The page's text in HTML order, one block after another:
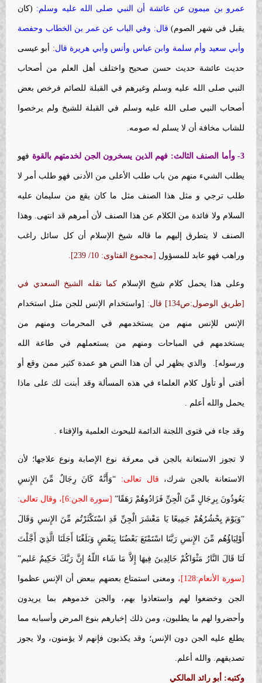
عمرو بن ميمون عن عائشة أن النبي صلى ‏الله عليه ‏وسلم: (كان
يقبل في شهر الصوم) قال: وفي الباب عن عمر بن الخطاب وحفصة
وأبي سعيد وأم سلمة وابن عباس وأنس وأبي هريرة قال: أبو عيسى
حديث عائشة حديث حسن صحيح واختلف أهل العلم من أصحاب
النبي صلى ‏الله عليه‏ وسلم وغيرهم في القبلة للصائم فرخص بعض
أصحاب النبي صلى ‏الله عليه‏ وسلم في القبلة للشيخ ولم يرخصوا
للشاب مخافة أن لا يسلم له صومه.
3- وأما الصنف الثالث : فهم الذين يسخرون الجن لخدمتهم بالقوة فهو
يطلب الشيء منهم من باب طلب الأعلى من الأدنى فهو طلب أمر لا
طلب ترجي و مثل هذا الصنف مثل ما كان يقع من سليمان عليه
السلام ولا فائدة من الكلام عن هذا الصنف لأن أمرهم قد انتهى. وهذا
الصنف لا يتطرق إليهم ما قاله شيخ الإسلام أن كل سائل راغب
وراهب فهو عابد للمسؤول [مجموع الفتاوى: 10/ 239].
وعلى هذا يحمل كلام شيخ الإسلام كما نقله الشيخ السعدي في
[طريق الوصول:ص134] قال: [واستخدام الإنس للجن مثل استخدام
الإنس للإنس منهم من يستخدمهم في المحرمات ومنهم من
يستخدمهم في المباحات ومنهم من يستعملهم في طاعة الله
ورسوله]. والذي يظهر لي أن هذا النص هو عمدة كثير ممن وقع أو
أفتى أو تأول كلام العلماء في هذه المسألة وقد أبنت لك على ماذا
يحمل والله أعلم .
وقد جاء في فتوى اللجنة الدائمة للبحوث العلمية والإفتاء .
لا تجوز الاستعانة بالجن في معرفة نوع الإصابة ونوع علاجها؛ لأن
الاستعانة بالجن شرك، قال تعالى: “وَأَنَّهُ كَانَ رِجَالٌ مِّنَ الإِنسِ
يَعُوذُونَ بِرِجَالٍ مِّنَ الْجِنِّ فَزَادُوهُمْ رَهَقًا” [سورة الجن:6]، وقال تعالى:
“وَيَوْمَ يِحْشُرُهُمْ جَمِيعًا يَا مَعْشَرَ الْجِنِّ قَدِ اسْتَكْثَرْتُم مِّنَ الإِنسِ وَقَالَ
أَوْلِيَاؤُهُم مِّنَ الإِنسِ رَبَّنَا اسْتَمْتَعَ بَعْضُنَا بِبَعْضٍ وَبَلَغْنَا أَجَلَنَا الَّذِيَ أَجَّلْتَ
لَنَا قَالَ النَّارُ مَثْوَاكُمْ خَالِدِينَ فِيهَا إِلاَّ مَا شَاء اللّهُ إِنَّ رَبَّكَ حَكِيمٌ عَليم”
[سورة الأنعام:128]، ومعنى استمتاع بعضهم ببعض أن الإنس عظموا
الجن وخضعوا لهم واستعاذوا بهم، والجن خدموهم بما يريدون
وأحضروا لهم ما يطلبون، ومن ذلك إخبارهم بنوع المرض وأسبابه مما
يطلع عليه الجن دون الإنس؛ وقد يكذبون فإنهم لا يؤمنون، ولا يجوز
تصديقهم. والله أعلم.
وكتبه: أبو رائد المالكي